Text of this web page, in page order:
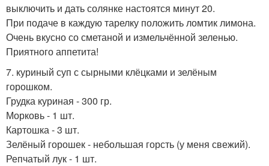
выключить и дать солянке настоятся минут 20.
При подаче в каждую тарелку положить ломтик лимона.
Очень вкусно со сметаной и измельчённой зеленью.
Приятного аппетита!
7. куриный суп с сырными клёцками и зелёным
горошком.
Грудка куриная - 300 гр.
Морковь - 1 шт.
Картошка - 3 шт.
Зелёный горошек - небольшая горсть (у меня свежий).
Репчатый лук - 1 шт.